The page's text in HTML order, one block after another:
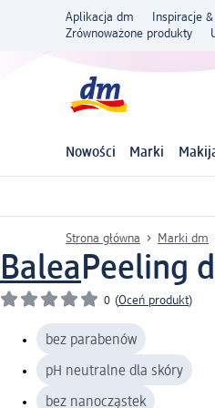
Aplikacja dm Inspiracje
Zrównoważone produkty
Nowości Marki
Strona główna Marki dm
BaleaPeeling
0 (Oceń produkt)
bez parabenów
pH neutralne dla skóry
bez nanocząstek